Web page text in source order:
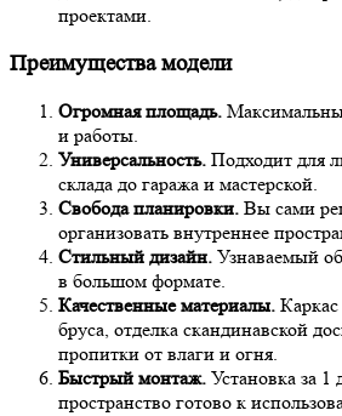
проектами.
Преимущества модели
Огромная площадь.
и работы.
Универсальность. Подходит для
склада до гаража и мастерской.
Свобода планировки. Вы сами
организовать внутреннее
Стильный дизайн. Узнаваемый
в большом формате.
Качественные материалы.
бруса, отделка скандинавской
пропитки от влаги и огня.
Быстрый монтаж. Установка за
пространство готово к